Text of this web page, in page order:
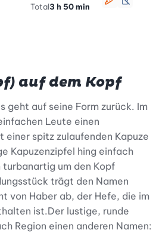
Total3 h 50 min
auf dem Kopf
geht auf seine Form zurück. Im
Leute einen
einer spitz zulaufenden Kapuze
Kapuzenzipfel hing einfach
turbanartig um den Kopf
trägt den Namen
von Haber ab, der Hefe, die im
ist.Der lustige, runde
Region einen anderen Namen: